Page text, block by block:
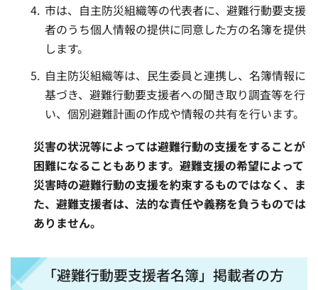
市は、自主防災組織等の代表者に、避難行動要支援
者のうち個人情報の提供に同意した方の名簿を提供
します。
自主防災組織等は、民生委員と連携し、名簿情報に
基づき、避難行動要支援者への聞き取り調査等を行
い、個別避難計画の作成や情報の共有を行います。
災害の状況等によっては避難行動の支援をすることが
困難になることもあります。避難支援の希望によって
災害時の避難行動の支援を約束するものではなく、ま
た、避難支援者は、法的な責任や義務を負うものでは
ありません。
「避難行動要支援者名簿」掲載者の方